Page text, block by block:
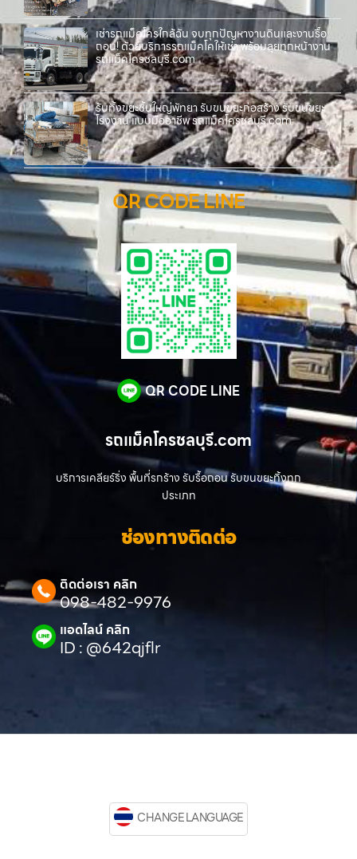
เช่ารถแม็คโครใกล้ฉัน จบทุกปัญหางานดินและงานรื้อ
ถอน! ด้วยบริการรถแม็คโคให้เช่า พร้อมลุยทุกหน้างาน
รถแม็คโครชลบุรี.com
รับทิ้งขยะชิ้นใหญ่พัทยา รับขนขยะก่อสร้าง รับขนขยะ
โรงงาน แบบมืออาชีพ รถแม็คโครชลบุรี.com
QR CODE LINE
QR CODE LINE
รถแม็คโครชลบุรี.com
บริการเคลียร์ริ่ง พื้นที่รกร้าง รับรื้อถอน รับขนขยะทิ้งทุก
ประเภท
ช่องทางติดต่อ
ติดต่อเรา คลิก
098-482-9976
แอดไลน์ คลิก
ID : @642qjflr
CHANGE LANGUAGE